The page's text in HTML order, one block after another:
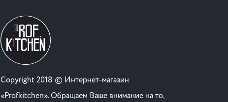
Copyright 2018 © Интернет-магазин
«Profkitchen». Обращаем Ваше внимание на то,